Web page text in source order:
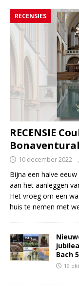
RECENSIES
RECENSIE
10 december 2022
Bijna een halve
aan het aanleggen
Het vroeg om een
huis te nemen met
Bach 5
19